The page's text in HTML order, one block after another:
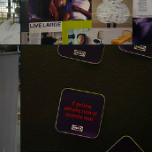
1st (First)
Filippo Tagliani